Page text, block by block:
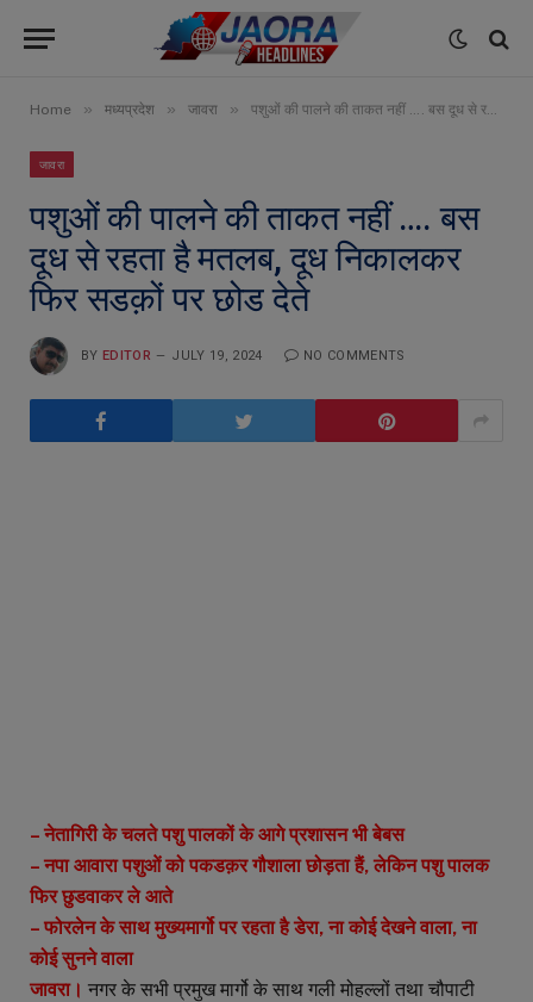
Home » मध्यप्रदेश » जावरा » पशुओं की पालने की ताकत नहीं …. बस दूध से रहता है मतलब, दूध निकालकर फिर सडक़ों पर छोड देते
जावरा
पशुओं की पालने की ताकत नहीं …. बस
दूध से रहता है मतलब, दूध निकालकर
फिर सडक़ों पर छोड देते
BY EDITOR JULY 19, 2024 NO COMMENTS
– नेतागिरी के चलते पशु पालकों के आगे प्रशासन भी बेबस
– नपा आवारा पशुओं को पकडक़र गौशाला छोड़ता हैं, लेकिन पशु पालक
फिर छुडवाकर ले आते
– फोरलेन के साथ मुख्यमार्गो पर रहता है डेरा, ना कोई देखने वाला, ना
कोई सुनने वाला
जावरा। नगर के सभी प्रमुख मार्गो के साथ गली मोहल्लों तथा चौपाटी